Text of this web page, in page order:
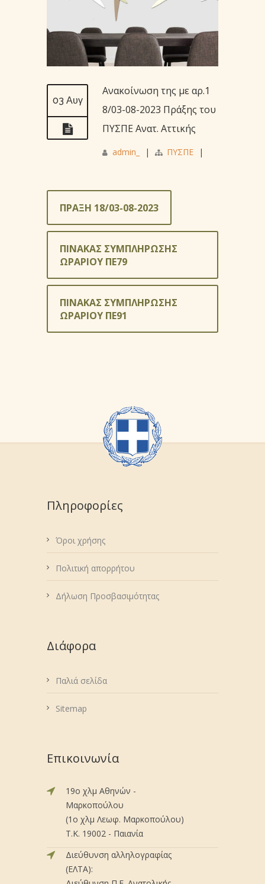
03 Αυγ
Ανακοίνωση της με αρ.1
8/03-08-2023 Πράξης του
ΠΥΣΠΕ Ανατ. Αττικής
admin_ | ΠΥΣΠΕ |
ΠΡΑΞΗ 18/03-08-2023
ΠΙΝΑΚΑΣ ΣΥΜΠΛΗΡΩΣΗΣ
ΩΡΑΡΙΟΥ ΠΕ79
ΠΙΝΑΚΑΣ ΣΥΜΠΛΗΡΩΣΗΣ
ΩΡΑΡΙΟΥ ΠΕ91
Πληροφορίες
Όροι χρήσης
Πολιτική απορρήτου
Δήλωση Προσβασιμότητας
Διάφορα
Παλιά σελίδα
Sitemap
Επικοινωνία
19ο χλμ Αθηνών -
Μαρκοπούλου
(1ο χλμ Λεωφ. Μαρκοπούλου)
Τ.Κ. 19002 - Παιανία
Διεύθυνση αλληλογραφίας
(ΕΛΤΑ):